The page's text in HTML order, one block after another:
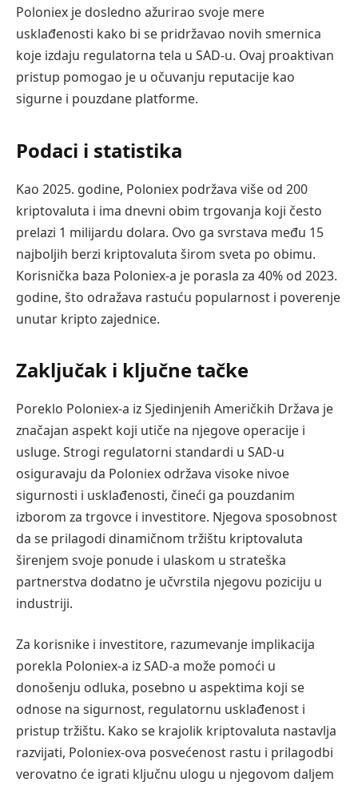
Poloniex je dosledno ažurirao svoje mere
usklađenosti kako bi se pridržavao novih smernica
koje izdaju regulatorna tela u SAD-u. Ovaj proaktivan
pristup pomogao je u očuvanju reputacije kao
sigurne i pouzdane platforme.
Podaci i statistika
Kao 2025. godine, Poloniex podržava više od 200
kriptovaluta i ima dnevni obim trgovanja koji često
prelazi 1 milijardu dolara. Ovo ga svrstava među 15
najboljih berzi kriptovaluta širom sveta po obimu.
Korisnička baza Poloniex-a je porasla za 40% od 2023.
godine, što odražava rastuću popularnost i poverenje
unutar kripto zajednice.
Zaključak i ključne tačke
Poreklo Poloniex-a iz Sjedinjenih Američkih Država je
značajan aspekt koji utiče na njegove operacije i
usluge. Strogi regulatorni standardi u SAD-u
osiguravaju da Poloniex održava visoke nivoe
sigurnosti i usklađenosti, čineći ga pouzdanim
izborom za trgovce i investitore. Njegova sposobnost
da se prilagodi dinamičnom tržištu kriptovaluta
širenjem svoje ponude i ulaskom u strateška
partnerstva dodatno je učvrstila njegovu poziciju u
industriji.
Za korisnike i investitore, razumevanje implikacija
porekla Poloniex-a iz SAD-a može pomoći u
donošenju odluka, posebno u aspektima koji se
odnose na sigurnost, regulatornu usklađenost i
pristup tržištu. Kako se krajolik kriptovaluta nastavlja
razvijati, Poloniex-ova posvećenost rastu i prilagodbi
verovatno će igrati ključnu ulogu u njegovom daljem